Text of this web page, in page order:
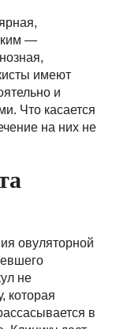
—
имеют
и
Что касается
на них не
овуляторной
не
которая
в